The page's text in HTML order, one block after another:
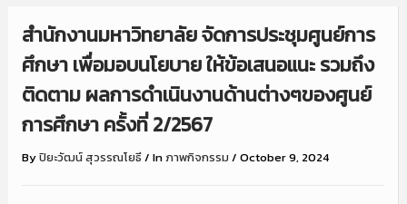
สำนักงานมหาวิทยาลัย จัดการประชุมศูนย์การ
ศึกษา เพื่อมอบนโยบาย ให้ข้อเสนอแนะ รวมถึง
ติดตาม ผลการดำเนินงานด้านต่างๆของศูนย์
การศึกษา ครั้งที่ 2/2567
Byปิยะวัฒน์ สุวรรณโยธี/ Inภาพกิจกรรม / October 9, 2024